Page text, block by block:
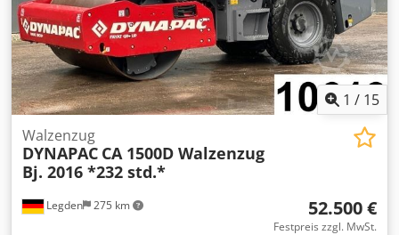
1 / 15
Legden 275 km
Walzenzug
DYNAPAC CA 1500D Walzenzug
Bj. 2016 *232 std.*
52.500 €
Festpreis zzgl. MwSt.